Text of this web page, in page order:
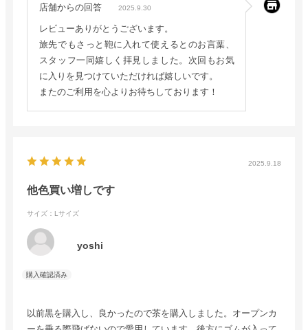
店舗からの回答 2025.9.30
レビューありがとうございます。
旅先でもさっと鞄に入れて使えるとのお言葉、
スタッフ一同嬉しく拝見しました。次回もお気
に入りを見つけていただければ嬉しいです。
またのご利用を心よりお待ちしております！
2025.9.18
他色買い増しです
サイズ：Lサイズ
yoshi
以前黒を購入し、良かったので茶を購入しました。オープンカ